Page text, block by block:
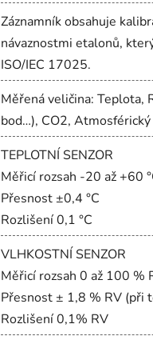
Záznamník obsahuje
návaznostmi etalonů,
ISO/IEC 17025.
Měřená veličina: Teplota,
bod…), CO2,
TEPLOTNÍ SENZOR
Měřicí rozsah -20 až +60
Přesnost ±0,4 °C
Rozlišení 0,1 °C
VLHKOSTNÍ SENZOR
Měřicí rozsah 0 až 100 %
Přesnost ± 1,8 % RV (při
Rozlišení 0,1% RV